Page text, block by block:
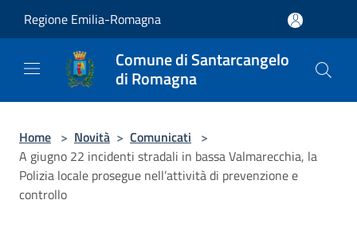
Regione Emilia-Romagna
Comune di Santarcangelo
di Romagna
Home > Novità > Comunicati >
A giugno 22 incidenti stradali in bassa Valmarecchia, la
Polizia locale prosegue nell’attività di prevenzione e
controllo